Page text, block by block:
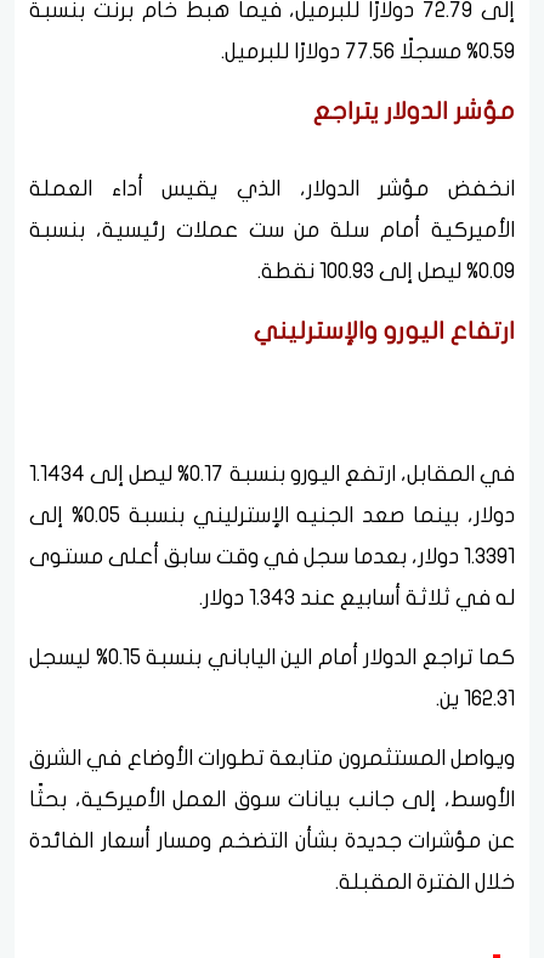
إلى 72.79 دولارًا للبرميل، فيما هبط خام برنت بنسبة
0.59% مسجلًا 77.56 دولارًا للبرميل.
مؤشر الدولار يتراجع
انخفض مؤشر الدولار، الذي يقيس أداء العملة
الأميركية أمام سلة من ست عملات رئيسية، بنسبة
0.09% ليصل إلى 100.93 نقطة.
ارتفاع اليورو والإسترليني
في المقابل، ارتفع اليورو بنسبة 0.17% ليصل إلى 1.1434
دولار، بينما صعد الجنيه الإسترليني بنسبة 0.05% إلى
1.3391 دولار، بعدما سجل في وقت سابق أعلى مستوى
له في ثلاثة أسابيع عند 1.343 دولار.
كما تراجع الدولار أمام الين الياباني بنسبة 0.15% ليسجل
162.31 ين.
ويواصل المستثمرون متابعة تطورات الأوضاع في الشرق
الأوسط، إلى جانب بيانات سوق العمل الأميركية، بحثًا
عن مؤشرات جديدة بشأن التضخم ومسار أسعار الفائدة
خلال الفترة المقبلة.